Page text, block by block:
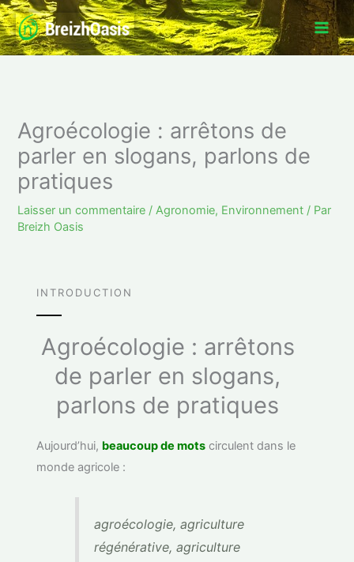
Aller
au
contenu
Agroécologie : arrêtons de
parler en slogans, parlons de
pratiques
Laisser un commentaire /Agronomie, Environnement / Par
Breizh Oasis
INTRODUCTION
Agroécologie : arrêtons
de parler en slogans,
parlons de pratiques
Aujourd’hui, beaucoup de mots circulent dans le
monde agricole :
agroécologie, agriculture
régénérative, agriculture